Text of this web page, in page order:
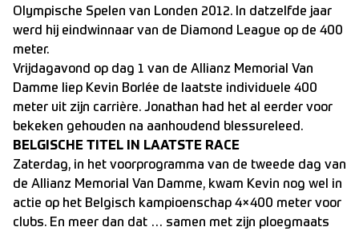
Olympische Spelen van Londen 2012. In datzelfde jaar
werd hij eindwinnaar van de Diamond League op de 400
meter.
Vrijdagavond op dag 1 van de Allianz Memorial Van
Damme liep Kevin Borlée de laatste individuele 400
meter uit zijn carrière. Jonathan had het al eerder voor
bekeken gehouden na aanhoudend blessureleed.
BELGISCHE TITEL IN LAATSTE RACE
Zaterdag, in het voorprogramma van de tweede dag van
de Allianz Memorial Van Damme, kwam Kevin nog wel in
actie op het Belgisch kampioenschap 4×400 meter voor
clubs. En meer dan dat … samen met zijn ploegmaats